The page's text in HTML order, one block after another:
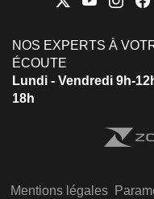
NOS EXPERTS À
ÉCOUTE
Lundi - Vendredi 9h-
18h
Mentions légales